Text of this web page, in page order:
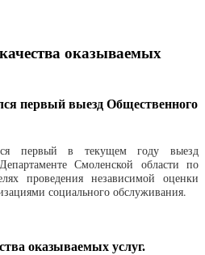
оказываемых
первый выезд Общественного
первый в текущем году выезд
Смоленской области по
проведения независимой оценки
социального обслуживания.
оказываемых услуг.